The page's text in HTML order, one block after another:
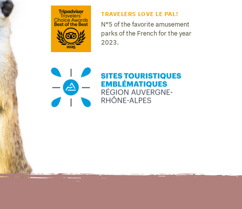
TRAVELERS LOVE LE PAL!
N°5 of the favorite amusement
parks of the French for the year
2023.